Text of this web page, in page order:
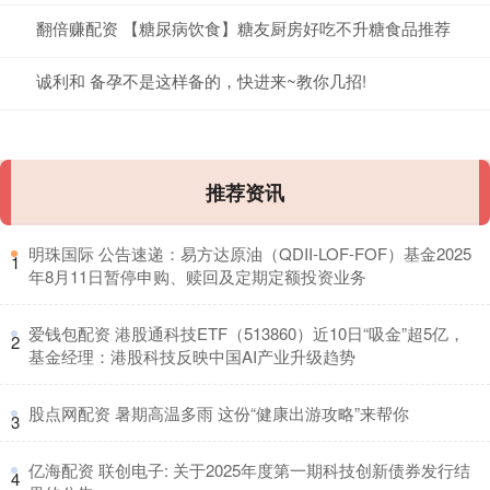
翻倍赚配资 【糖尿病饮食】糖友厨房好吃不升糖食品推荐
诚利和 备孕不是这样备的，快进来~教你几招!
推荐资讯
1 ​明珠国际 公告速递：易方达原油（QDII-LOF-FOF）基金2025
年8月11日暂停申购、赎回及定期定额投资业务
2 ​爱钱包配资 港股通科技ETF（513860）近10日“吸金”超5亿，
基金经理：港股科技反映中国AI产业升级趋势
3 ​股点网配资 暑期高温多雨 这份“健康出游攻略”来帮你
4 ​亿海配资 联创电子: 关于2025年度第一期科技创新债券发行结